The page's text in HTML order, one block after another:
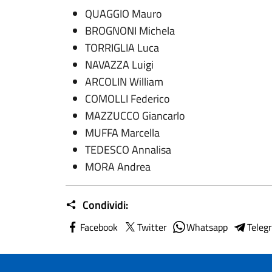
QUAGGIO Mauro
BROGNONI Michela
TORRIGLIA Luca
NAVAZZA Luigi
ARCOLIN William
COMOLLI Federico
MAZZUCCO Giancarlo
MUFFA Marcella
TEDESCO Annalisa
MORA Andrea
Condividi:
Facebook Twitter Whatsapp